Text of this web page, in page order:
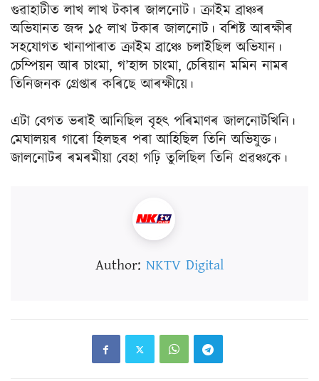
গুৱাহাটীত লাখ লাখ টকাৰ জালনোট। ক্ৰাইম ব্ৰাঞ্চৰ
অভিযানত জব্দ ১৫ লাখ টকাৰ জালনোট। বশিষ্ট আৰক্ষীৰ
সহযোগত খানাপাৰাত ক্ৰাইম ব্ৰাঞ্চে চলাইছিল অভিযান।
চেম্পিয়ন আৰ চাংমা, গ’হান্স চাংমা, চেৰিয়ান মমিন নামৰ
তিনিজনক গ্ৰেপ্তাৰ কৰিছে আৰক্ষীয়ে।
এটা বেগত ভৰাই আনিছিল বৃহৎ পৰিমাণৰ জালনোটখিনি।
মেঘালয়ৰ গাৰো হিলছৰ পৰা আহিছিল তিনি অভিযুক্ত।
জালনোটৰ ৰমৰমীয়া বেহা গঢ়ি তুলিছিল তিনি প্ৰৱঞ্চকে।
Author: NKTV Digital